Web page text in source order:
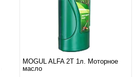
MOGUL ALFA 2T 1л. Моторное
масло